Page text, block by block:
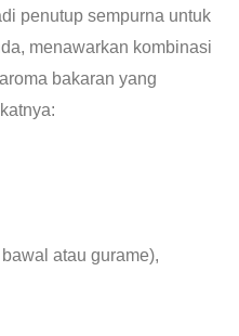
penutup sempurna untuk
menawarkan kombinasi
bakaran yang
atau gurame),